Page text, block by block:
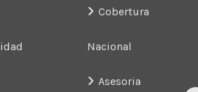
Cobertura
Nacional
Asesoria